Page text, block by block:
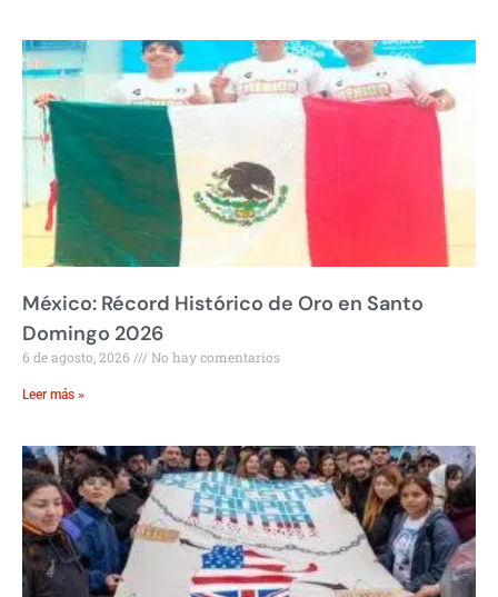
México: Récord Histórico de Oro en Santo
Domingo 2026
6 de agosto, 2026 No hay comentarios
Leer más »